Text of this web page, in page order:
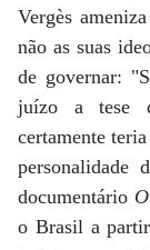
Vergès
não as suas
de governar:
juízo a tese
certamente
personalidade
documentário
o Brasil a